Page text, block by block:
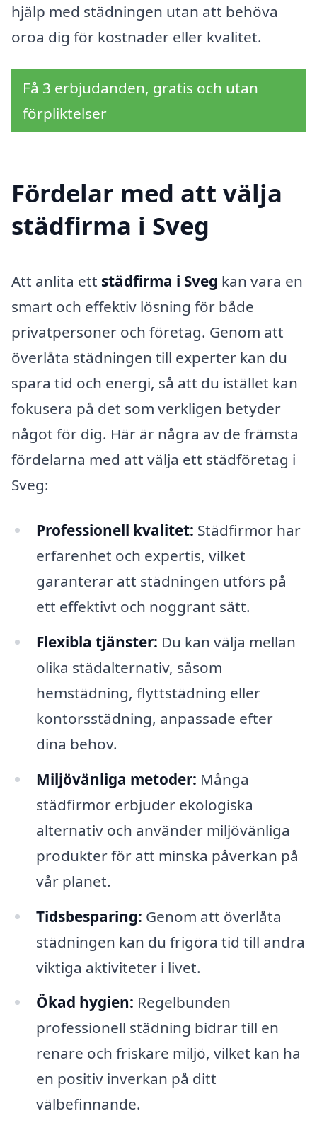
hjälp med städningen utan att behöva
oroa dig för kostnader eller kvalitet.
Få 3 erbjudanden, gratis och utan
förpliktelser
Fördelar med att välja
städfirma i Sveg
Att anlita ett städfirma i Sveg kan vara en
smart och effektiv lösning för både
privatpersoner och företag. Genom att
överlåta städningen till experter kan du
spara tid och energi, så att du istället kan
fokusera på det som verkligen betyder
något för dig. Här är några av de främsta
fördelarna med att välja ett städföretag i
Sveg:
Professionell kvalitet: Städfirmor har
erfarenhet och expertis, vilket
garanterar att städningen utförs på
ett effektivt och noggrant sätt.
Flexibla tjänster: Du kan välja mellan
olika städalternativ, såsom
hemstädning, flyttstädning eller
kontorsstädning, anpassade efter
dina behov.
Miljövänliga metoder: Många
städfirmor erbjuder ekologiska
alternativ och använder miljövänliga
produkter för att minska påverkan på
vår planet.
Tidsbesparing: Genom att överlåta
städningen kan du frigöra tid till andra
viktiga aktiviteter i livet.
Ökad hygien: Regelbunden
professionell städning bidrar till en
renare och friskare miljö, vilket kan ha
en positiv inverkan på ditt
välbefinnande.